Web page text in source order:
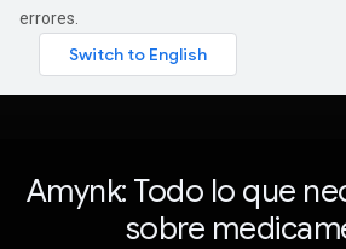
errores.
Amynk: Todo lo que
sobre